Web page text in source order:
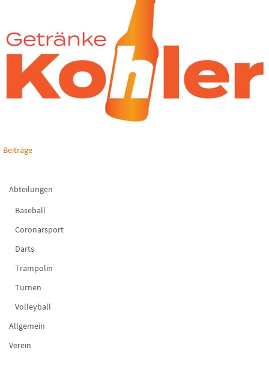
Beiträge
Abteilungen
Baseball
Coronarsport
Darts
Trampolin
Turnen
Volleyball
Allgemein
Verein